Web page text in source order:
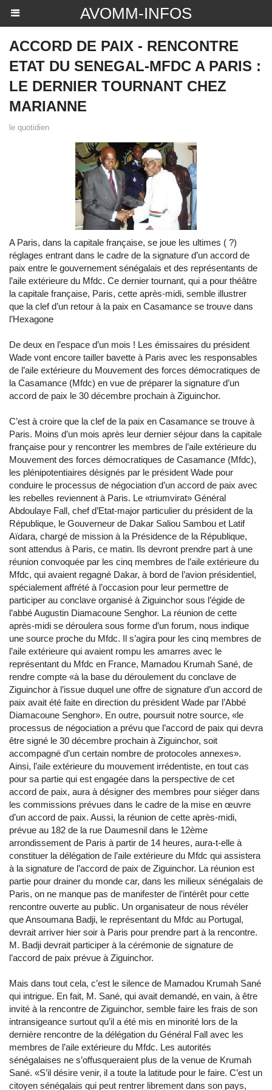
AVOMM-INFOS
ACCORD DE PAIX - RENCONTRE
ETAT DU SENEGAL-MFDC A PARIS :
LE DERNIER TOURNANT CHEZ
MARIANNE
le quotidien
A Paris, dans la capitale française, se joue les ultimes ( ?)
réglages entrant dans le cadre de la signature d’un accord de
paix entre le gouvernement sénégalais et des représentants de
l’aile extérieure du Mfdc. Ce dernier tournant, qui a pour théâtre
la capitale française, Paris, cette après-midi, semble illustrer
que la clef d’un retour à la paix en Casamance se trouve dans
l’Hexagone
De deux en l’espace d’un mois ! Les émissaires du président
Wade vont encore tailler bavette à Paris avec les responsables
de l’aile extérieure du Mouvement des forces démocratiques de
la Casamance (Mfdc) en vue de préparer la signature d’un
accord de paix le 30 décembre prochain à Ziguinchor.
C’est à croire que la clef de la paix en Casamance se trouve à
Paris. Moins d’un mois après leur dernier séjour dans la capitale
française pour y rencontrer les membres de l’aile extérieure du
Mouvement des forces démocratiques de Casamance (Mfdc),
les plénipotentiaires désignés par le président Wade pour
conduire le processus de négociation d’un accord de paix avec
les rebelles reviennent à Paris. Le «triumvirat» Général
Abdoulaye Fall, chef d’Etat-major particulier du président de la
République, le Gouverneur de Dakar Saliou Sambou et Latif
Aïdara, chargé de mission à la Présidence de la République,
sont attendus à Paris, ce matin. Ils devront prendre part à une
réunion convoquée par les cinq membres de l’aile extérieure du
Mfdc, qui avaient regagné Dakar, à bord de l’avion présidentiel,
spécialement affrété à l’occasion pour leur permettre de
participer au conclave organisé à Ziguinchor sous l’égide de
l’abbé Augustin Diamacoune Senghor. La réunion de cette
après-midi se déroulera sous forme d’un forum, nous indique
une source proche du Mfdc. Il s’agira pour les cinq membres de
l’aile extérieure qui avaient rompu les amarres avec le
représentant du Mfdc en France, Mamadou Krumah Sané, de
rendre compte «à la base du déroulement du conclave de
Ziguinchor à l’issue duquel une offre de signature d’un accord de
paix avait été faite en direction du président Wade par l’Abbé
Diamacoune Senghor». En outre, poursuit notre source, «le
processus de négociation a prévu que l’accord de paix qui devra
être signé le 30 décembre prochain à Ziguinchor, soit
accompagné d’un certain nombre de protocoles annexes».
Ainsi, l’aile extérieure du mouvement irrédentiste, en tout cas
pour sa partie qui est engagée dans la perspective de cet
accord de paix, aura à désigner des membres pour siéger dans
les commissions prévues dans le cadre de la mise en œuvre
d’un accord de paix. Aussi, la réunion de cette après-midi,
prévue au 182 de la rue Daumesnil dans le 12ème
arrondissement de Paris à partir de 14 heures, aura-t-elle à
constituer la délégation de l’aile extérieure du Mfdc qui assistera
à la signature de l’accord de paix de Ziguinchor. La réunion est
partie pour drainer du monde car, dans les milieux sénégalais de
Paris, on ne manque pas de manifester de l’intérêt pour cette
rencontre ouverte au public. Un organisateur de nous révéler
que Ansoumana Badji, le représentant du Mfdc au Portugal,
devrait arriver hier soir à Paris pour prendre part à la rencontre.
M. Badji devrait participer à la cérémonie de signature de
l’accord de paix prévue à Ziguinchor.
Mais dans tout cela, c’est le silence de Mamadou Krumah Sané
qui intrigue. En fait, M. Sané, qui avait demandé, en vain, à être
invité à la rencontre de Ziguinchor, semble faire les frais de son
intransigeance surtout qu’il a été mis en minorité lors de la
dernière rencontre de la délégation du Général Fall avec les
membres de l’aile extérieure du Mfdc. Les autorités
sénégalaises ne s’offusqueraient plus de la venue de Krumah
Sané. «S’il désire venir, il a toute la latitude pour le faire. C’est un
citoyen sénégalais qui peut rentrer librement dans son pays,